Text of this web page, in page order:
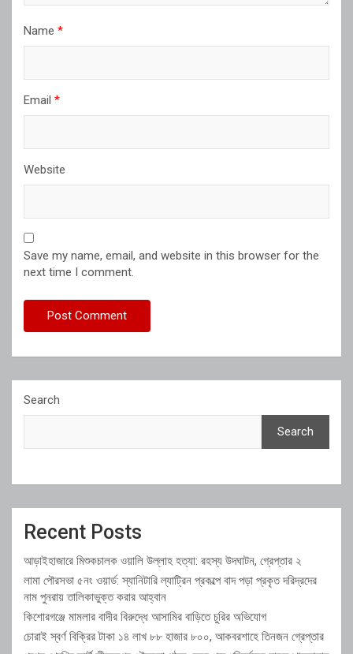
Name *
Email *
Website
Save my name, email, and website in this browser for the
next time I comment.
Search
Search
Recent Posts
আড়াইহাজারে মিশুকচালক ওয়ালি উল্লাহ হত্যা: রহস্য উদঘাটন, গ্রেপ্তার ২
লামা পৌরসভা ৫নং ওয়ার্ড: স্যানিটারি ল্যাট্রিন প্রকল্পে বাদ পড়া প্রকৃত দরিদ্রদের
নাম পুনরায় তালিকাভুক্ত করার আহ্বান
কিশোরগঞ্জে মামলার বাদীর বিরুদ্ধে আসামির বাড়িতে চুরির অভিযোগ
চোরাই স্বর্ণ বিক্রির টাকা ১৪ লাখ ৮৮ হাজার ৮০০, আকবরশাহে তিনজন গ্রেপ্তার